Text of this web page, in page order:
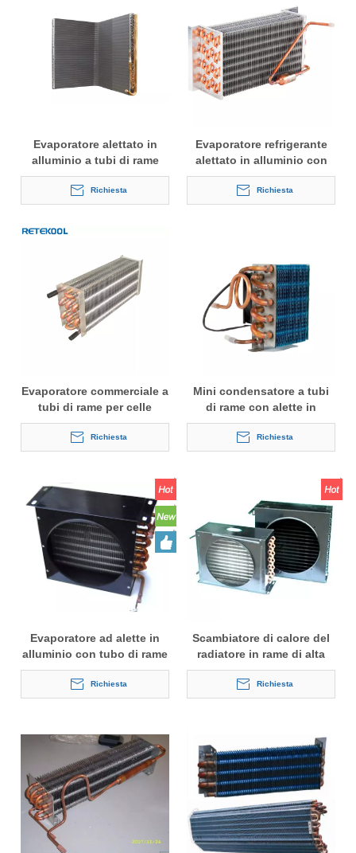
Evaporatore alettato in
alluminio a tubi di rame
tipo L per pompa di calore
Richiesta
Evaporatore refrigerante
alettato in alluminio con
tubi di rame
Richiesta
Evaporatore commerciale a
tubi di rame per celle
frigorifere
Richiesta
Mini condensatore a tubi
di rame con alette in
alluminio per frigorifero
portatile
Richiesta
Evaporatore ad alette in
alluminio con tubo di rame
per congelatore
Richiesta
Scambiatore di calore del
radiatore in rame di alta
qualità per celle frigorifere
a bassa temperatura
Richiesta